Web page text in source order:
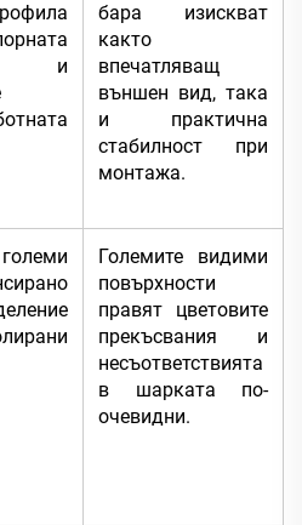
и
бара изискват
както
впечатляващ
външен вид, така
и практична
стабилност при
монтажа.
Големите видими
повърхности
правят цветовите
прекъсвания и
несъответствията
в шарката по-
очевидни.